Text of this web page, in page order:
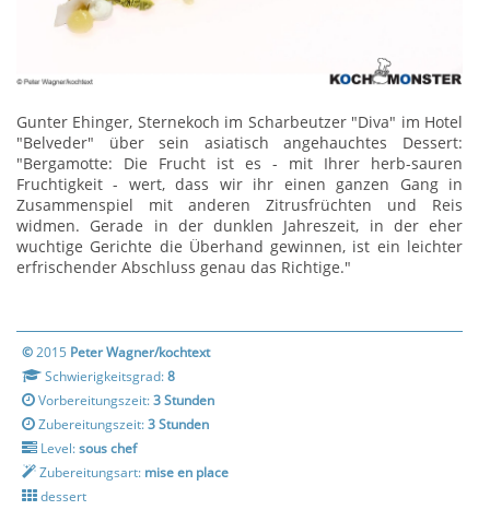
Gunter Ehinger, Sternekoch im Scharbeutzer "Diva" im Hotel
"Belveder" über sein asiatisch angehauchtes Dessert:
"Bergamotte: Die Frucht ist es - mit Ihrer herb-sauren
Fruchtigkeit - wert, dass wir ihr einen ganzen Gang in
Zusammenspiel mit anderen Zitrusfrüchten und Reis
widmen. Gerade in der dunklen Jahreszeit, in der eher
wuchtige Gerichte die Überhand gewinnen, ist ein leichter
erfrischender Abschluss genau das Richtige."
©2015 Peter Wagner/kochtext
Schwierigkeitsgrad:8
Vorbereitungszeit:3 Stunden
Zubereitungszeit:3 Stunden
Level:sous chef
Zubereitungsart: mise en place
dessert